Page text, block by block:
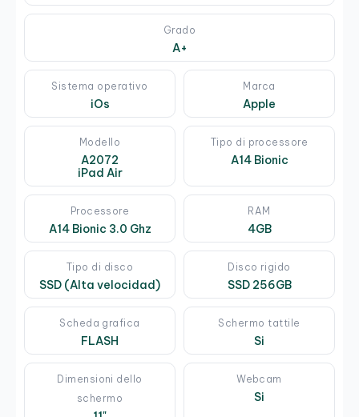
Grado
A+
Sistema operativo
iOs
Marca
Apple
Modello
A2072
iPad Air
Tipo di processore
A14 Bionic
Processore
A14 Bionic 3.0 Ghz
RAM
4GB
Tipo di disco
SSD (Alta velocidad)
Disco rigido
SSD 256GB
Scheda grafica
FLASH
Schermo tattile
Si
Dimensioni dello
schermo
Webcam
Si